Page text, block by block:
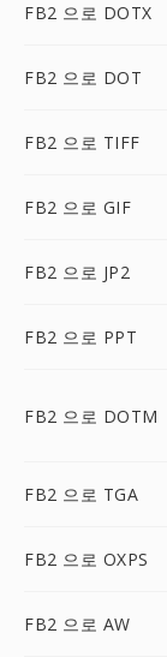
FB2 으로 DOTX
FB2 으로 DOT
FB2 으로 TIFF
FB2 으로 GIF
FB2 으로 JP2
FB2 으로 PPT
FB2 으로 DOTM
FB2 으로 TGA
FB2 으로 OXPS
FB2 으로 AW